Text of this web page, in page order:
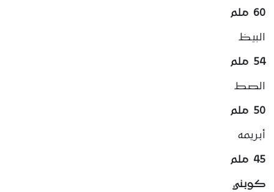
60 ملم
البيظ
54 ملم
الصط
50 ملم
أبريمه
45 ملم
كوبني